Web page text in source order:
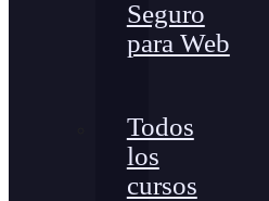
Seguro
para Web
Todos
los
cursos